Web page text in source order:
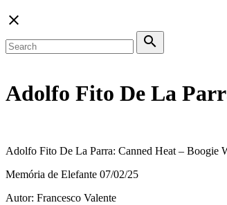
close
search
Adolfo Fito De La
Adolfo Fito De La Parra: Canned Heat – Boogie
Memória de Elefante 07/02/25
Autor: Francesco Valente